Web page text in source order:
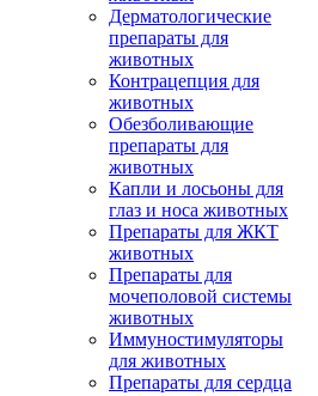
Дерматологические
препараты для
животных
Контрацепция для
животных
Обезболивающие
препараты для
животных
Капли и лосьоны для
глаз и носа животных
Препараты для ЖКТ
животных
Препараты для
мочеполовой системы
животных
Иммуностимуляторы
для животных
Препараты для сердца